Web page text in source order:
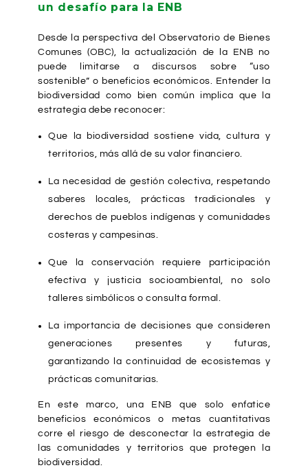
un desafío para la ENB
Desde la perspectiva del Observatorio de Bienes
Comunes (OBC), la actualización de la ENB no
puede limitarse a discursos sobre “uso
sostenible” o beneficios económicos. Entender la
biodiversidad como bien común implica que la
estrategia debe reconocer:
Que la biodiversidad sostiene vida, cultura y
territorios, más allá de su valor financiero.
La necesidad de gestión colectiva, respetando
saberes locales, prácticas tradicionales y
derechos de pueblos indígenas y comunidades
costeras y campesinas.
Que la conservación requiere participación
efectiva y justicia socioambiental, no solo
talleres simbólicos o consulta formal.
La importancia de decisiones que consideren
generaciones presentes y futuras,
garantizando la continuidad de ecosistemas y
prácticas comunitarias.
En este marco, una ENB que solo enfatice
beneficios económicos o metas cuantitativas
corre el riesgo de desconectar la estrategia de
las comunidades y territorios que protegen la
biodiversidad.